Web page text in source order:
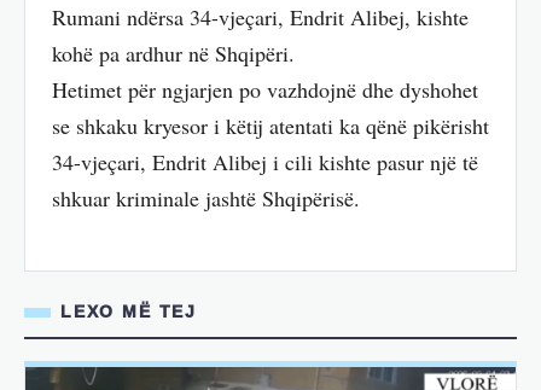
Rumani ndërsa 34-vjeçari, Endrit Alibej, kishte
kohë pa ardhur në Shqipëri.
Hetimet për ngjarjen po vazhdojnë dhe dyshohet
se shkaku kryesor i këtij atentati ka qënë pikërisht
34-vjeçari, Endrit Alibej i cili kishte pasur një të
shkuar kriminale jashtë Shqipërisë.
LEXO MË TEJ